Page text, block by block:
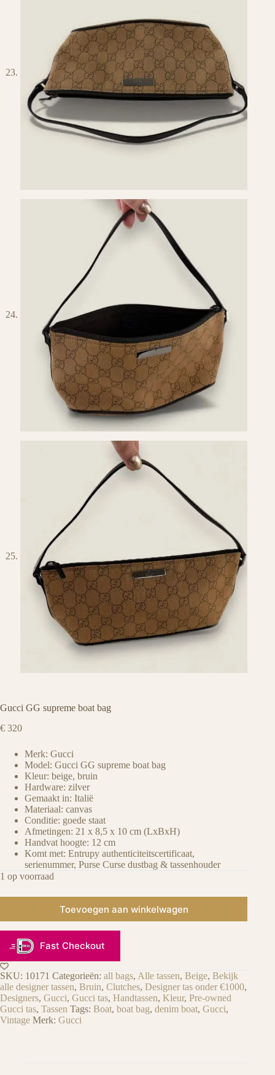
Gucci GG supreme boat bag
€ 320
Merk: Gucci
Model: Gucci GG supreme boat bag
Kleur: beige, bruin
Hardware: zilver
Gemaakt in: Italië
Materiaal: canvas
Conditie: goede staat
Afmetingen: 21 x 8,5 x 10 cm (LxBxH)
Handvat hoogte: 12 cm
Komt met: Entrupy authenticiteitscertificaat,
serienummer, Purse Curse dustbag & tassenhouder
1 op voorraad
Toevoegen aan winkelwagen
Fast Checkout
SKU: 10171 Categorieën: all bags, Alle tassen, Beige, Bekijk
alle designer tassen, Bruin, Clutches, Designer tas onder €1000,
Designers, Gucci, Gucci tas, Handtassen, Kleur, Pre-owned
Gucci tas, Tassen Tags: Boat, boat bag, denim boat, Gucci,
Vintage Merk: Gucci